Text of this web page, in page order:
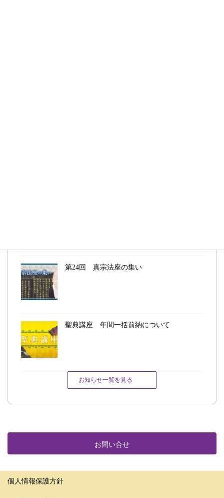
第24回 真宗法座の集い
聖典講座 年間一括前納について
お知らせ一覧を見る
お問い合せ
個人情報保護方針